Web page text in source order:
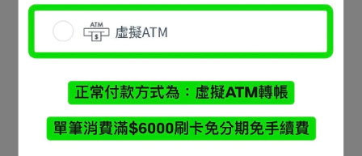
9090 骨頭TEE
NT$1,680
加入購物車
mont bell 網袋側背包
NT$1,680